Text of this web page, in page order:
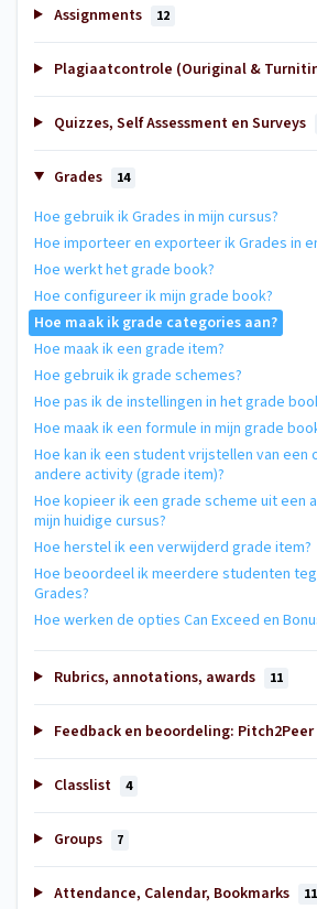
Assignments 12
Plagiaatcontrole (Ouriginal &
Quizzes, Self Assessment en Surveys
Grades 14
Hoe gebruik ik Grades in mijn cursus?
Hoe importeer en exporteer ik Grades in
Hoe werkt het grade book?
Hoe configureer ik mijn grade book?
Hoe maak ik grade categories aan?
Hoe maak ik een grade item?
Hoe gebruik ik grade schemes?
Hoe pas ik de instellingen in het grade
Hoe maak ik een formule in mijn grade
Hoe kan ik een student vrijstellen van een
andere activity (grade item)?
Hoe kopieer ik een grade scheme uit een
mijn huidige cursus?
Hoe herstel ik een verwijderd grade item?
Hoe beoordeel ik meerdere studenten
Grades?
Hoe werken de opties Can Exceed en
Rubrics, annotations, awards 11
Feedback en beoordeling: Pitch2Peer
Classlist 4
Groups 7
Attendance, Calendar, Bookmarks 11